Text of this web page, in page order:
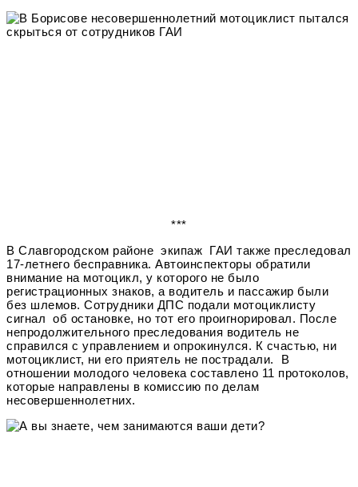
***
В Славгородском районе экипаж ГАИ также преследовал
17-летнего бесправника. Автоинспекторы обратили
внимание на мотоцикл, у которого не было
регистрационных знаков, а водитель и пассажир были
без шлемов. Сотрудники ДПС подали мотоциклисту
сигнал об остановке, но тот его проигнорировал. После
непродолжительного преследования водитель не
справился с управлением и опрокинулся. К счастью, ни
мотоциклист, ни его приятель не пострадали. В
отношении молодого человека составлено 11 протоколов,
которые направлены в комиссию по делам
несовершеннолетних.